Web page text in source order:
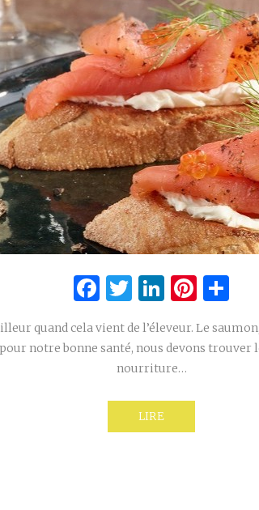
Facebook
Twitter
LinkedIn
quand cela vient de l’éleveur. Le
notre bonne santé, nous devons trouver
nourriture…
LIRE